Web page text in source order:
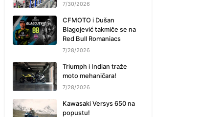
7/30/2026
CFMOTO i Dušan
Blagojević takmiče se na
Red Bull Romaniacs
7/28/2026
Triumph i Indian traže
moto mehaničara!
7/28/2026
Kawasaki Versys 650 na
popustu!